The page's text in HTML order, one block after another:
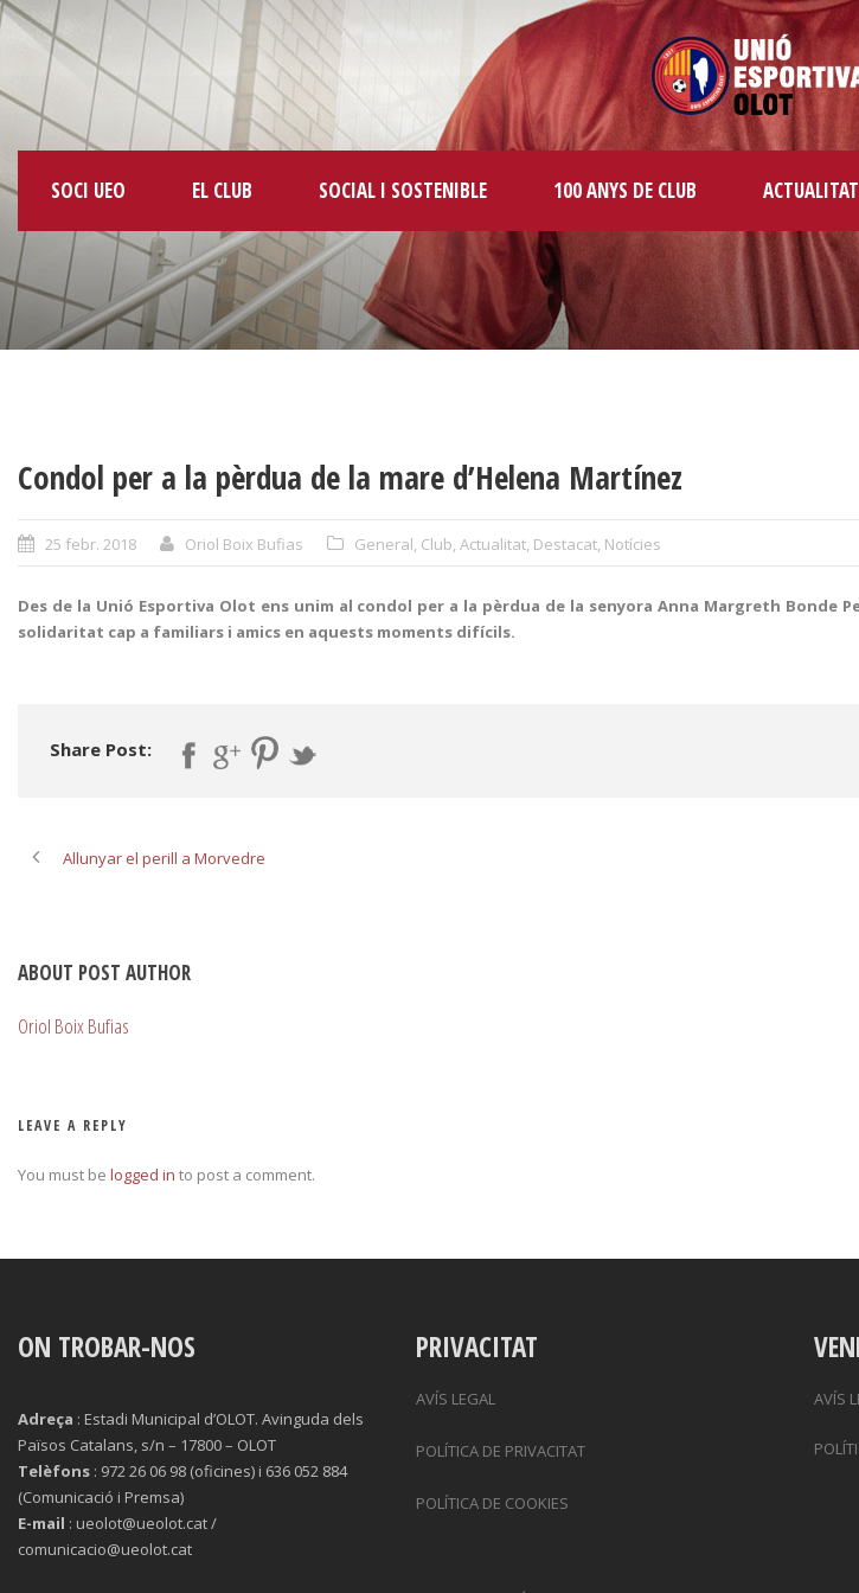
SOCI UEO EL CLUB SOCIAL I SOSTENIBLE 100 ANYS DE CLUB ACTUALITAT
Condol per a la pèrdua de la mare d’Helena Martínez
25 febr. 2018 Oriol Boix Bufias General Club Actualitat Destacat Notícies
Des de la Unió Esportiva Olot ens unim al condol per a la pèrdua de la senyora Anna Margreth
solidaritat cap a familiars i amics en aquests moments difícils.
Share Post:
Allunyar el perill a Morvedre
ABOUT POST AUTHOR
Oriol Boix Bufias
LEAVE A REPLY
You must be logged in to post a comment.
ON TROBAR-NOS
Adreça : Estadi Municipal d’OLOT. Avinguda dels
Països Catalans, s/n – 17800 – OLOT
Telèfons : 972 26 06 98 (oficines) i 636 052 884
(Comunicació i Premsa)
E-mail : ueolot@ueolot.cat /
comunicacio@ueolot.cat
PRIVACITAT
AVÍS LEGAL
POLÍTICA DE PRIVACITAT
POLÍTICA DE COOKIES
AVÍS